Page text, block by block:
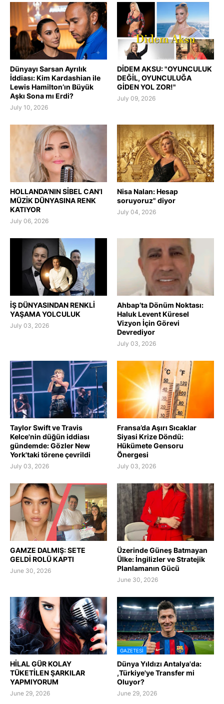
Dünyayı Sarsan Ayrılık
İddiası: Kim Kardashian ile
Lewis Hamilton’ın Büyük
Aşkı Sona mı Erdi?
July 10, 2026
DİDEM AKSU: "OYUNCULUK
DEĞİL, OYUNCULUĞA
GİDEN YOL ZOR!"
July 09, 2026
HOLLANDA’NIN SİBEL CAN’I
MÜZİK DÜNYASINA RENK
KATIYOR
July 06, 2026
Nisa Nalan: Hesap
soruyoruz" diyor
July 04, 2026
İŞ DÜNYASINDAN RENKLİ
YAŞAMA YOLCULUK
July 03, 2026
Ahbap’ta Dönüm Noktası:
Haluk Levent Küresel
Vizyon İçin Görevi
Devrediyor
July 03, 2026
Taylor Swift ve Travis
Kelce'nin düğün iddiası
gündemde: Gözler New
York'taki törene çevrildi
July 03, 2026
Fransa’da Aşırı Sıcaklar
Siyasi Krize Döndü:
Hükümete Gensoru
Önergesi
July 03, 2026
GAMZE DALMIŞ: SETE
GELDİ ROLÜ KAPTI
June 30, 2026
Üzerinde Güneş Batmayan
Ülke: İngilizler ve Stratejik
Planlamanın Gücü
June 30, 2026
HİLAL GÜR KOLAY
TÜKETİLEN ŞARKILAR
YAPMIYORUM
June 29, 2026
GAZETESI
Dünya Yıldızı Antalya'da:
,Türkiye'ye Transfer mi
Oluyor?
June 29, 2026